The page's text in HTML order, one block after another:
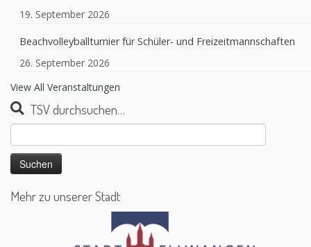
19. September 2026
Beachvolleyballturnier für Schüler- und Freizeitmannschaften
26. September 2026
View All Veranstaltungen
TSV durchsuchen…
Suchen
nach:
Mehr zu unserer Stadt